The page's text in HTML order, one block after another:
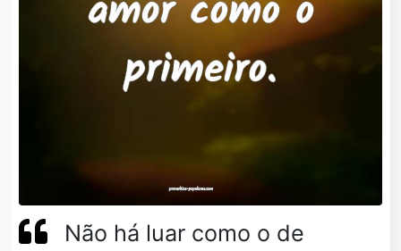
Não há luar como o de